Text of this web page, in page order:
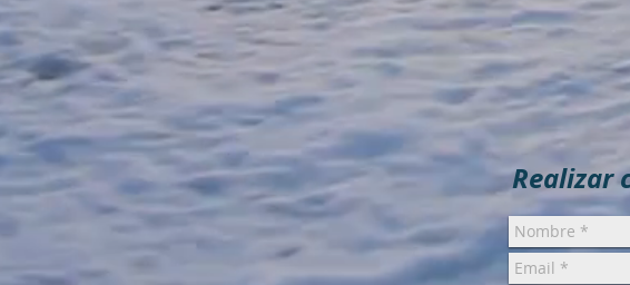
Realizar